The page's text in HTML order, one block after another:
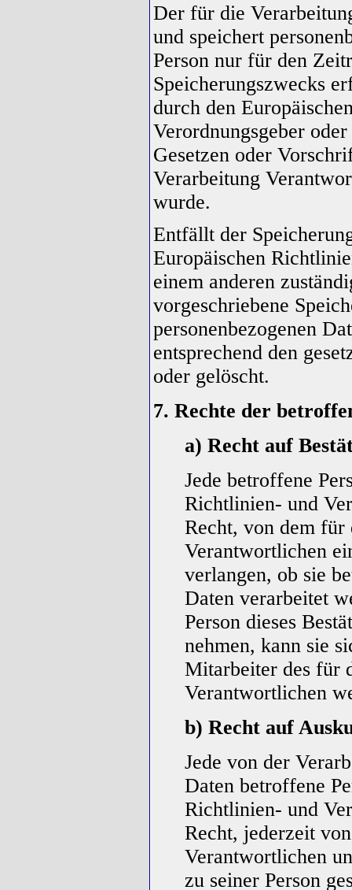
Der für die
und speichert
Person nur für den
Speicherungszwecks
durch den
Verordnungsgeber
Gesetzen oder
Verarbeitung
wurde.
Entfällt der
Europäischen
einem anderen
vorgeschriebene
personenbezogenen
entsprechend den
oder gelöscht.
7. Rechte der
a) Recht auf
Jede betroffene
Richtlinien- und
Recht, von dem für
Verantwortlichen
verlangen, ob sie
Daten verarbeitet
Person dieses
nehmen, kann sie
Mitarbeiter des für
Verantwortlichen
b) Recht auf
Jede von der
Daten betroffene
Richtlinien- und
Recht, jederzeit
Verantwortlichen
zu seiner Person